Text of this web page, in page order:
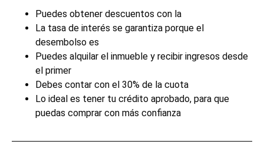
Puedes obtener descuentos con la
La tasa de interés se garantiza porque el
desembolso es
Puedes alquilar el inmueble y recibir ingresos desde
el primer
Debes contar con el 30% de la cuota
Lo ideal es tener tu crédito aprobado, para que
puedas comprar con más confianza